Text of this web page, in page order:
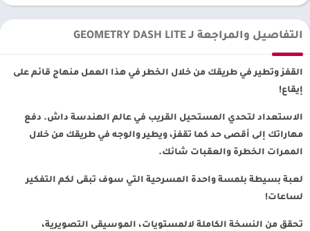
التفاصيل والمراجعة لـ GEOMETRY DASH LITE
القفز وتطير في طريقك من خلال الخطر في هذا العمل منهاج قائم على
إيقاع!
الاستعداد لتحدي المستحيل القريب في عالم الهندسة داش. دفع
مهاراتك إلى أقصى حد كما تقفز، ويطير والوجه في طريقك من خلال
الممرات الخطرة والعقبات شائك.
لعبة بسيطة بلمسة واحدة المسرحية التي سوف تبقى لكم التفكير
لساعات!
تحقق من النسخة الكاملة لالمستويات، الموسيقى التصويرية،